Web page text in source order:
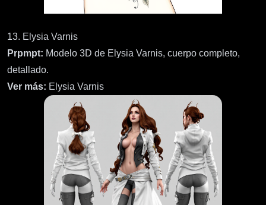
13. Elysia Varnis
Prpmpt: Modelo 3D de Elysia Varnis, cuerpo completo,
detallado.
Ver más: Elysia Varnis